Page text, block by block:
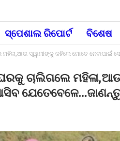
ସ୍ପେଶାଲ ରିପୋର୍ଟ ବିଶେଷ
ସ୍ୱାମୀଙ୍କୁ କହିଲେ ମୋତେ ନେବାପାଇଁ
ଚାଲିଗଲେ
ଯେତେବେଳେ…ଜାଣନ୍ତୁ